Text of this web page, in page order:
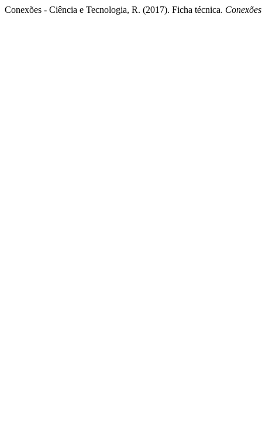
Conexões - Ciência e Tecnologia, R. (2017). Ficha técnica.